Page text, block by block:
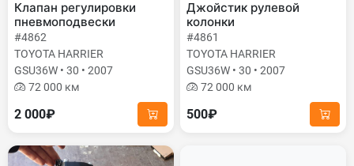
Клапан регулировки
пневмоподвески
#4862
TOYOTA HARRIER
GSU36W • 30 • 2007
72 000 км
2 000₽
Джойстик рулевой
колонки
#4861
TOYOTA HARRIER
GSU36W • 30 • 2007
72 000 км
500₽